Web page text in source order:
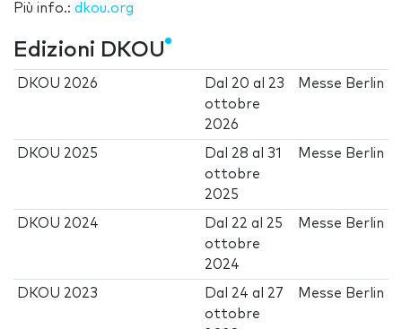
Più info.: dkou.org
Edizioni DKOU
DKOU 2026 Dal 20 al 23
ottobre
2026
Messe Berlin
DKOU 2025 Dal 28 al 31
ottobre
2025
Messe Berlin
DKOU 2024 Dal 22 al 25
ottobre
2024
Messe Berlin
DKOU 2023 Dal 24 al 27
ottobre
Messe Berlin